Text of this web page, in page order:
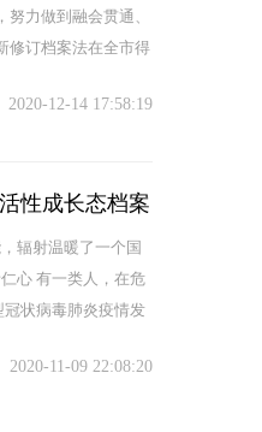
力做到融会贯通、
修订档案法在全市得
2020-12-14 17:58:19
性成长态档案
辐射温暖了一个国
心 有一类人，在危
状病毒肺炎疫情发
2020-11-09 22:08:20